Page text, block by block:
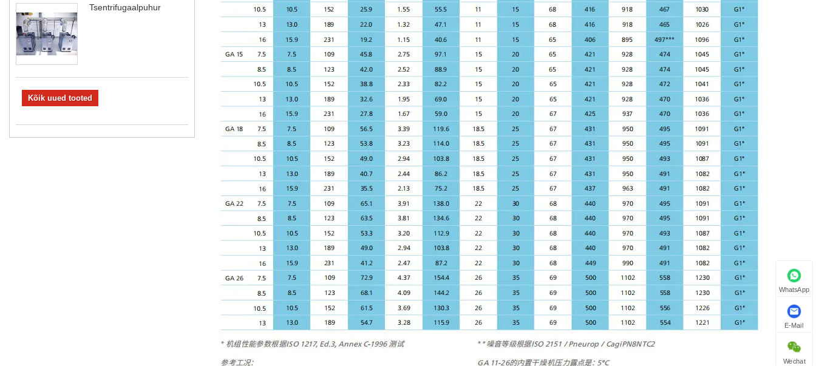
Tsentrifugaalpuhur
Kõik uued tooted
WhatsApp
E-Mail
Wechat